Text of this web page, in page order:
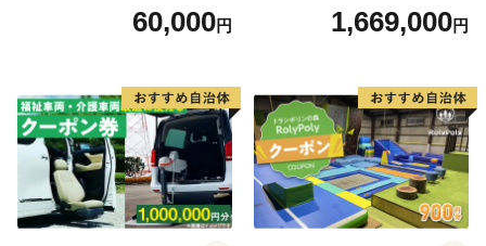
60,000円 1,669,000円